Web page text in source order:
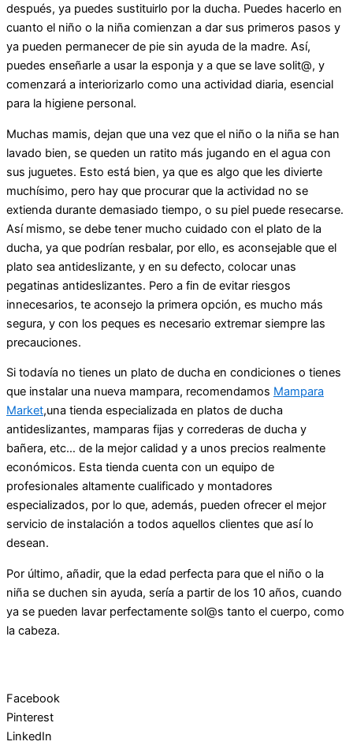
después, ya puedes sustituirlo por la ducha. Puedes hacerlo en
cuanto el niño o la niña comienzan a dar sus primeros pasos y
ya pueden permanecer de pie sin ayuda de la madre. Así,
puedes enseñarle a usar la esponja y a que se lave solit@, y
comenzará a interiorizarlo como una actividad diaria, esencial
para la higiene personal.
Muchas mamis, dejan que una vez que el niño o la niña se han
lavado bien, se queden un ratito más jugando en el agua con
sus juguetes. Esto está bien, ya que es algo que les divierte
muchísimo, pero hay que procurar que la actividad no se
extienda durante demasiado tiempo, o su piel puede resecarse.
Así mismo, se debe tener mucho cuidado con el plato de la
ducha, ya que podrían resbalar, por ello, es aconsejable que el
plato sea antideslizante, y en su defecto, colocar unas
pegatinas antideslizantes. Pero a fin de evitar riesgos
innecesarios, te aconsejo la primera opción, es mucho más
segura, y con los peques es necesario extremar siempre las
precauciones.
Si todavía no tienes un plato de ducha en condiciones o tienes
que instalar una nueva mampara, recomendamos Mampara
Market,una tienda especializada en platos de ducha
antideslizantes, mamparas fijas y correderas de ducha y
bañera, etc… de la mejor calidad y a unos precios realmente
económicos. Esta tienda cuenta con un equipo de
profesionales altamente cualificado y montadores
especializados, por lo que, además, pueden ofrecer el mejor
servicio de instalación a todos aquellos clientes que así lo
desean.
Por último, añadir, que la edad perfecta para que el niño o la
niña se duchen sin ayuda, sería a partir de los 10 años, cuando
ya se pueden lavar perfectamente sol@s tanto el cuerpo, como
la cabeza.
Facebook
Pinterest
LinkedIn